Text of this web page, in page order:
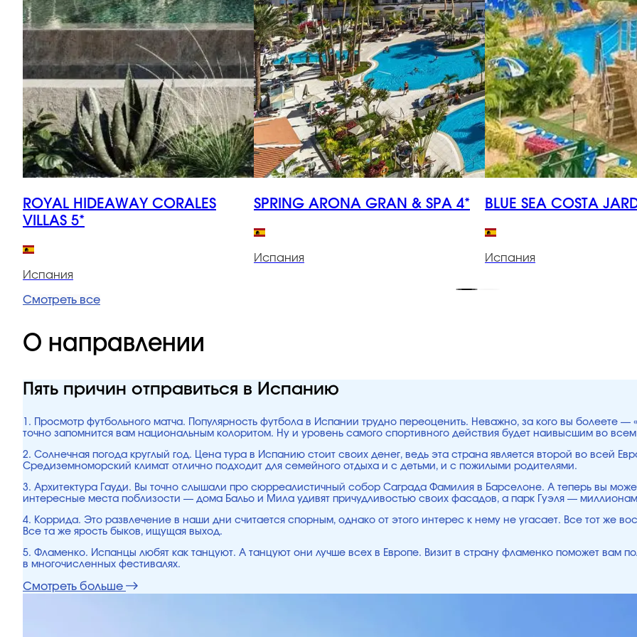
ROYAL HIDEAWAY CORALES
VILLAS 5*
Испания
SPRING ARONA GRAN & SPA 4*
Испания
BLUE SEA COSTA
Испания
Смотреть все
О направлении
Пять причин отправиться в Испанию
1. Просмотр футбольного матча. Популярность футбола в Испании трудно переоценить. Неважно, за кого вы болеете
точно запомнится вам национальным колоритом. Ну и уровень самого спортивного действия будет наивысшим во
2. Солнечная погода круглый год. Цена тура в Испанию стоит своих денег, ведь эта страна является второй во всей
Средиземноморский климат отлично подходит для семейного отдыха и с детьми, и с пожилыми родителями.
3. Архитектура Гауди. Вы точно слышали про сюрреалистичный собор Саграда Фамилия в Барселоне. А теперь вы
интересные места поблизости — дома Бальо и Мила удивят причудливостью своих фасадов, а парк Гуэля —
4. Коррида. Это развлечение в наши дни считается спорным, однако от этого интерес к нему не угасает. Все тот же
Все та же ярость быков, ищущая выход.
5. Фламенко. Испанцы любят как танцуют. А танцуют они лучше всех в Европе. Визит в страну фламенко поможет вам
в многочисленных фестивалях.
Смотреть больше